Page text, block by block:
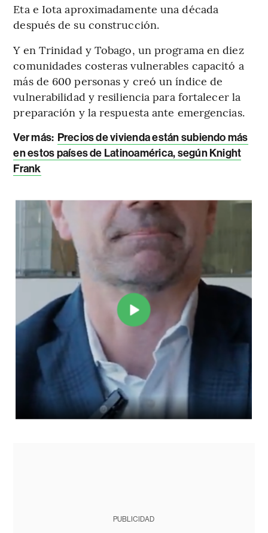
Eta e Iota aproximadamente una década
después de su construcción.
Y en Trinidad y Tobago, un programa en diez
comunidades costeras vulnerables capacitó a
más de 600 personas y creó un índice de
vulnerabilidad y resiliencia para fortalecer la
preparación y la respuesta ante emergencias.
Ver más: Precios de vivienda están subiendo más
en estos países de Latinoamérica, según Knight
Frank
PUBLICIDAD